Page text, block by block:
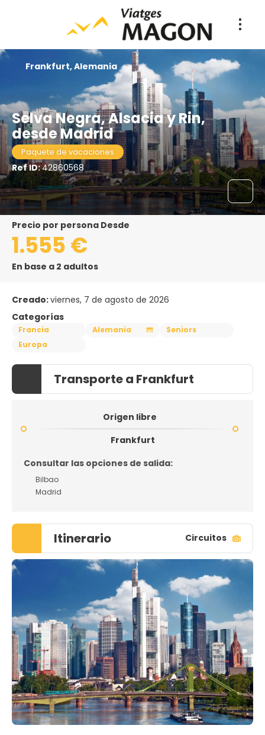
Selva Negra, Alsacia y Rin,
desde Madrid
Paquete de vacaciones
Ref ID:42860568
Frankfurt, Alemania
precio por persona Desde
1.555 €
En base a 2 adultos
Creado:viernes, 7 de agosto de 2026
Categorías
Francia Alemania
Seniors
Europa
Transporte a Frankfurt
Origen libre
Frankfurt
Consultar las opciones de salida:
Bilbao
Madrid
Itinerario Circuitos